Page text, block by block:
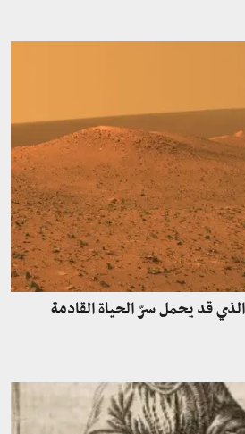
قد يحمل سرّ الحياة القادمة